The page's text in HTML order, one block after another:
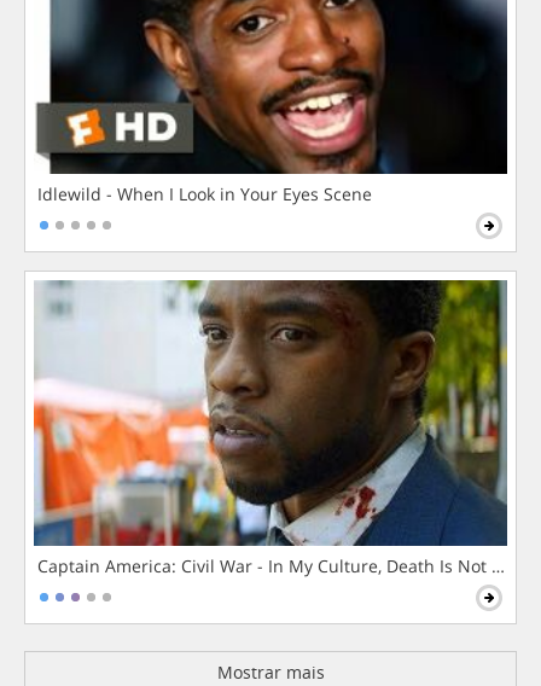
Idlewild - When I Look in Your Eyes Scene
Captain America: Civil War - In My Culture, Death Is Not The
Mostrar mais